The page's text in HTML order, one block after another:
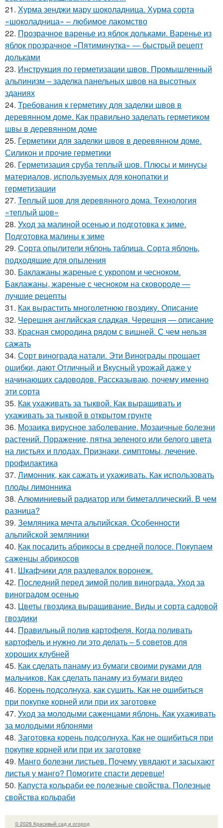
21. Хурма зенджи мару шоколадница. Хурма сорта
«шоколадница» – любимое лакомство
22. Прозрачное варенье из яблок дольками. Варенье из
яблок прозрачное «Пятиминутка» — быстрый рецепт
дольками
23. Инструкция по герметизации швов. Промышленный
альпинизм – заделка панельных швов на высотных
зданиях
24. Требования к герметику для заделки швов в
деревянном доме. Как правильно заделать герметиком
швы в деревянном доме
25. Герметики для заделки швов в деревянном доме.
Силикон и прочие герметики
26. Герметизация сруба теплый шов. Плюсы и минусы
материалов, используемых для конопатки и
герметизации
27. Теплый шов для деревянного дома. Технология
«теплый шов»
28. Уход за малиной осенью и подготовка к зиме.
Подготовка малины к зиме
29. Сорта опылители яблонь таблица. Сорта яблонь,
подходящие для опыления
30. Баклажаны жареные с укропом и чесноком.
Баклажаны, жареные с чесноком на сковороде —
лучшие рецепты
31. Как вырастить многолетнюю гвоздику. Описание
32. Черешня английская сладкая. Черешня — описание
33. Красная смородина рядом с вишней. С чем нельзя
сажать
34. Сорт винограда натали. Эти Винограды прощает
ошибки, дают Отличный и Вкусный урожай даже у
начинающих садоводов. Рассказываю, почему именно
эти сорта
35. Как ухаживать за тыквой. Как выращивать и
ухаживать за тыквой в открытом грунте
36. Мозаика вирусное заболевание. Мозаичные болезни
растений. Поражение, пятна зеленого или белого цвета
на листьях и плодах. Признаки, симптомы, лечение,
профилактика
37. Лимонник, как сажать и ухаживать. Как использовать
плоды лимонника
38. Алюминиевый радиатор или биметаллический. В чем
разница?
39. Земляника мечта альпийская. Особенности
альпийской земляники
40. Как посадить абрикосы в средней полосе. Покупаем
саженцы абрикосов
41. Шкафчики для раздевалок воронеж.
42. Последний перед зимой полив винограда. Уход за
виноградом осенью
43. Цветы гвоздика выращивание. Виды и сорта садовой
гвоздики
44. Правильный полив картофеля. Когда поливать
картофель и нужно ли это делать – 5 советов для
хороших клубней
45. Как сделать панаму из бумаги своими руками для
мальчиков. Как сделать панаму из бумаги видео
46. Корень подсолнуха, как сушить. Как не ошибиться
при покупке корней или при их заготовке
47. Уход за молодыми саженцами яблонь. Как ухаживать
за молодыми яблонями
48. Заготовка корень подсолнуха. Как не ошибиться при
покупке корней или при их заготовке
49. Манго болезни листьев. Почему увядают и засыхают
листья у манго? Помогите спасти деревце!
50. Капуста кольраби ее полезные свойства. Полезные
свойства кольраби
© 2026 Красивый сад и огород